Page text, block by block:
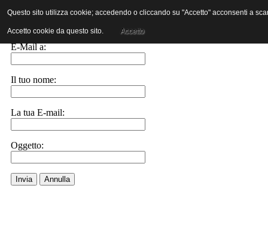
Invia ad un amico.
E-Mail a:
Il tuo nome:
La tua E-mail:
Oggetto:
Invia Annulla
Questo sito utilizza cookie; accedendo o cliccando su "Accetto" acconsenti a
Accetto cookie da questo sito. Accetto